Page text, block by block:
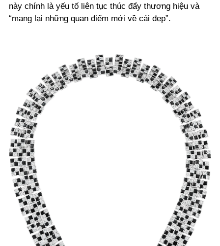
này chính là yếu tố liên tục thúc đẩy thương hiệu và
“mang lại những quan điểm mới về cái đẹp”.